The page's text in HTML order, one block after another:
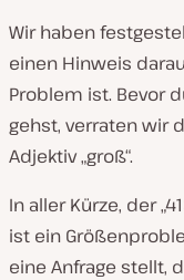
Wir haben
einen Hinweis
Problem ist. Bevor
gehst, verraten wir
Adjektiv „groß“.
In aller Kürze, der
ist ein
eine Anfrage stellt,